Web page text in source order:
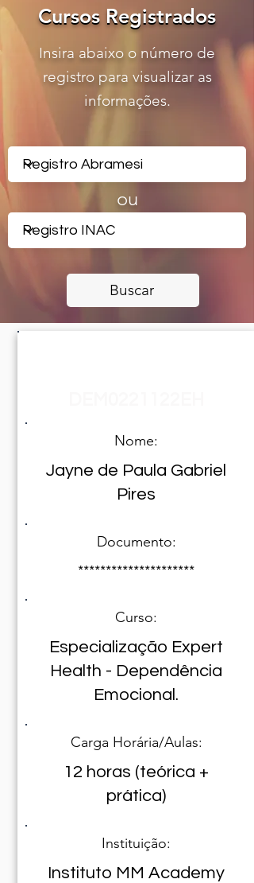
Cursos Registrados
Cursos Registrados
Insira abaixo o número de
registro para visualizar as
informações.
ou
Buscar
Nome:
Jayne de Paula Gabriel
Pires
Documento:
*********************
Curso:
Especialização Expert
Health - Dependência
Emocional.
Carga Horária/Aulas:
12 horas (teórica +
prática)
Instituição:
Instituto MM Academy